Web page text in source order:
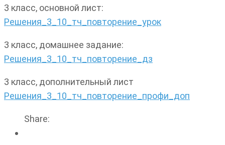
3 класс, основной лист:
Решения_3_10_тч_повторение_урок
3 класс, домашнее задание:
Решения_3_10_тч_повторение_дз
3 класс, дополнительный лист
Решения_3_10_тч_повторение_профи_доп
Share: